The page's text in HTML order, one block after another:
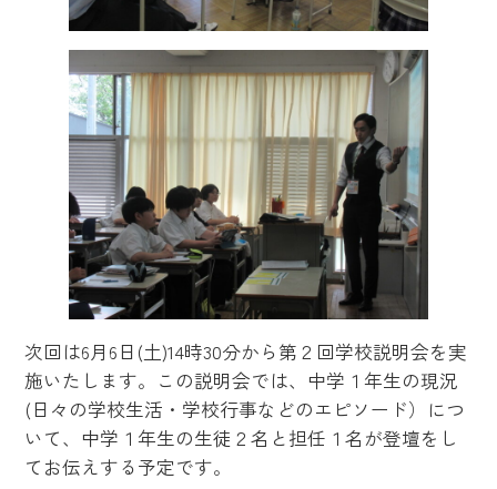
次回は6月6日(土)14時30分から第２回学校説明会を実
施いたします。この説明会では、中学１年生の現況
(日々の学校生活・学校行事などのエピソード）につ
いて、中学１年生の生徒２名と担任１名が登壇をし
てお伝えする予定です。